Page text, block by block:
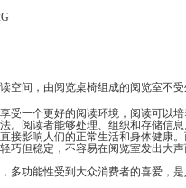
空间，由阅览桌椅组成的阅览室不
个更好的阅读环境，阅读可以培
。阅读者能够处理、组织和存储信
接影响人们的正常生活和身体健康
巧但稳定，不容易在阅览室发出大声
，多功能性受到大众消费者的喜爱，